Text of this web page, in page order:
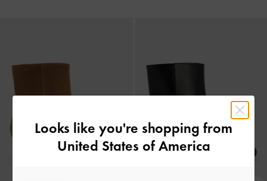
Looks like you're shopping from
United States of America